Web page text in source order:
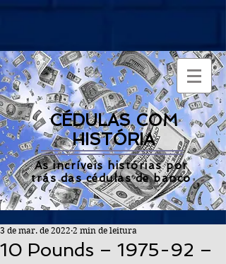
CÉDULAS COM
HISTÓRIA
As incríveis histórias por
trás das cédulas de banco
10 Pounds – 1975-92 –
3 de mar. de 2022 2 min de leitura